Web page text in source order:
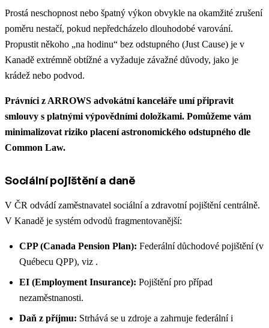
Prostá neschopnost nebo špatný výkon obvykle na okamžité zrušení
poměru nestačí, pokud nepředcházelo dlouhodobé varování.
Propustit někoho „na hodinu“ bez odstupného (Just Cause) je v
Kanadě extrémně obtížné a vyžaduje závažné důvody, jako je
krádež nebo podvod.
Právníci z ARROWS advokátní kanceláře umí připravit
smlouvy s platnými výpovědními doložkami. Pomůžeme vám
minimalizovat riziko placení astronomického odstupného dle
Common Law.
Sociální pojištění a daně
V ČR odvádí zaměstnavatel sociální a zdravotní pojištění centrálně.
V Kanadě je systém odvodů fragmentovanější:
CPP (Canada Pension Plan): Federální důchodové pojištění (v
Québecu QPP), viz .
EI (Employment Insurance): Pojištění pro případ
nezaměstnanosti.
Daň z příjmu: Strhává se u zdroje a zahrnuje federální i